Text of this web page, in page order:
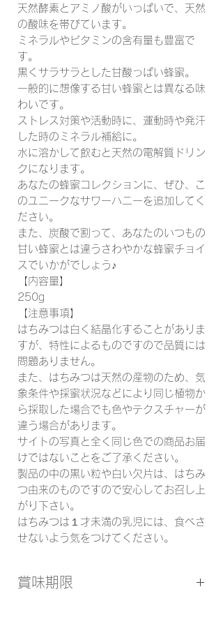
天然酵素とアミノ酸がいっぱいで、天然
の酸味を帯びています。
ミネラルやビタミンの含有量も豊富で
す。
黒くサラサラとした甘酸っぱい蜂蜜。
一般的に想像する甘い蜂蜜とは異なる味
わいです。
ストレス対策や活動時に、運動時や発汗
した時のミネラル補給に。
水に溶かして飲むと天然の電解質ドリン
クになります。
あなたの蜂蜜コレクションに、ぜひ、こ
のユニークなサワーハニーを追加してく
ださい。
また、炭酸で割って、あなたのいつもの
甘い蜂蜜とは違うさわやかな蜂蜜チョイ
スでいかがでしょう♪
【内容量】
250g
【注意事項】
はちみつは白く結晶化することがありま
すが、特性によるものですので品質には
問題ありません。
また、はちみつは天然の産物のため、気
象条件や採蜜状況などにより同じ植物か
ら採取した場合でも色やテクスチャーが
違う場合があります。
サイトの写真と全く同じ色での商品お届
けではないことをご了承ください。
製品の中の黒い粒や白い欠片は、はちみ
つ由来のものですので安心してお召し上
がり下さい。
はちみつは１才未満の乳児には、食べさ
せないよう気をつけてください。
賞味期限